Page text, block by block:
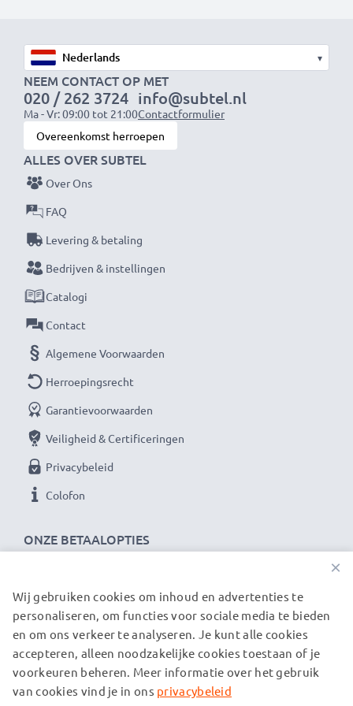
Materiaal:Metaal
Doorsnee:46mm
Dioptrieën: +10 +4 +2 +1
★ 3 jaar garantie ★
Als internationale speciaalzaak sinds 2004 weten wij,
waar het bij hoogwaardige producten op aankomt.
Daarom verlenen wij een garantie van 36 maanden!
▾
NEEM CONTACT OP MET
020 / 262 3724
Ma - Vr: 09:00 tot 21:00
info@subtel.nl
Contactformulier
Overeenkomst herroepen
ONZE BETAALOPTIES
ALLES OVER SUBTEL
Over Ons
FAQ
Levering & betaling
Bedrijven & instellingen
Catalogi
Contact
Algemene Voorwaarden
Herroepingsrecht
Garantievoorwaarden
Veiligheid & Certificeringen
Privacybeleid
Colofon
ONZE VERZENDPARTNERS
© subtel.nl 2026
Alle prijzen zijn inclusief btw en exclusief verzendkosten.
Houd er rekening mee dat alle genoemde handelsmerken de
×
Wij gebruiken cookies om inhoud en advertenties te
personaliseren, om functies voor sociale media te bieden
en om ons verkeer te analyseren. Je kunt alle cookies
accepteren, alleen noodzakelijke cookies toestaan of je
voorkeuren beheren. Meer informatie over het gebruik
van cookies vind je in ons privacybeleid